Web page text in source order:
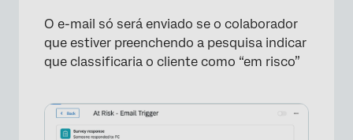
×
O e-mail só será enviado se o colaborador
que estiver preenchendo a pesquisa indicar
que classificaria o cliente como “em risco”